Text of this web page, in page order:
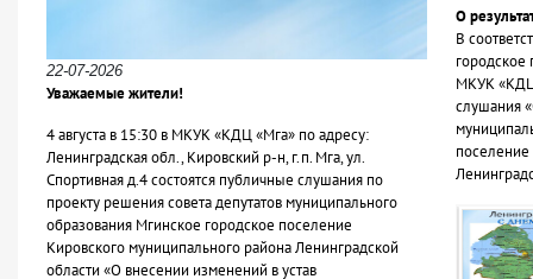
22-07-2026
Уважаемые жители!
4 августа в 15:30 в МКУК «КДЦ «Мга» по адресу:
Ленинградская обл., Кировский р-н, г.п. Мга, ул.
Спортивная д.4 состоятся публичные слушания по
проекту решения совета депутатов муниципального
образования Мгинское городское поселение
Кировского муниципального района Ленинградской
области «О внесении изменений в устав
О
В
МКУК «КДЦ
слушания
поселение